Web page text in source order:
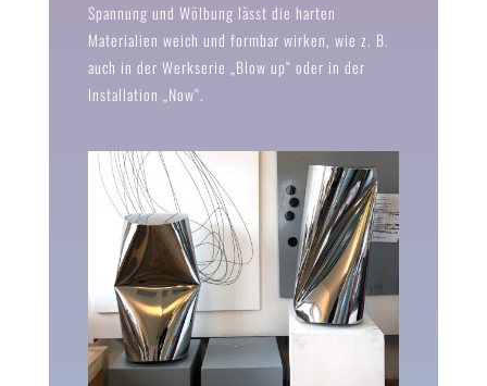
Spannung und Wölbung lässt die harten
Materialien weich und formbar wirken, wie z. B.
auch in der Werkserie „Blow up“ oder in der
Installation „Now“.